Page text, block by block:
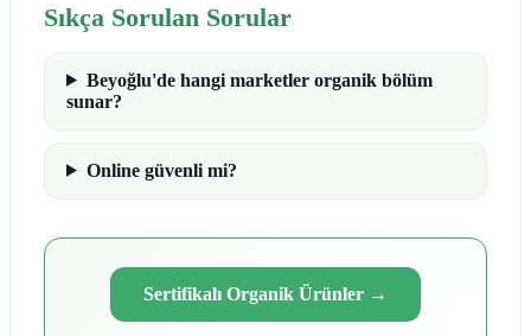
Sıkça Sorulan Sorular
Beyoğlu'de hangi marketler organik bölüm
sunar?
Online güvenli mi?
Sertifikalı Organik Ürünler →